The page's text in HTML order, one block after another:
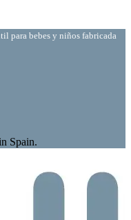
para bebes y niños fabricada
Spain.